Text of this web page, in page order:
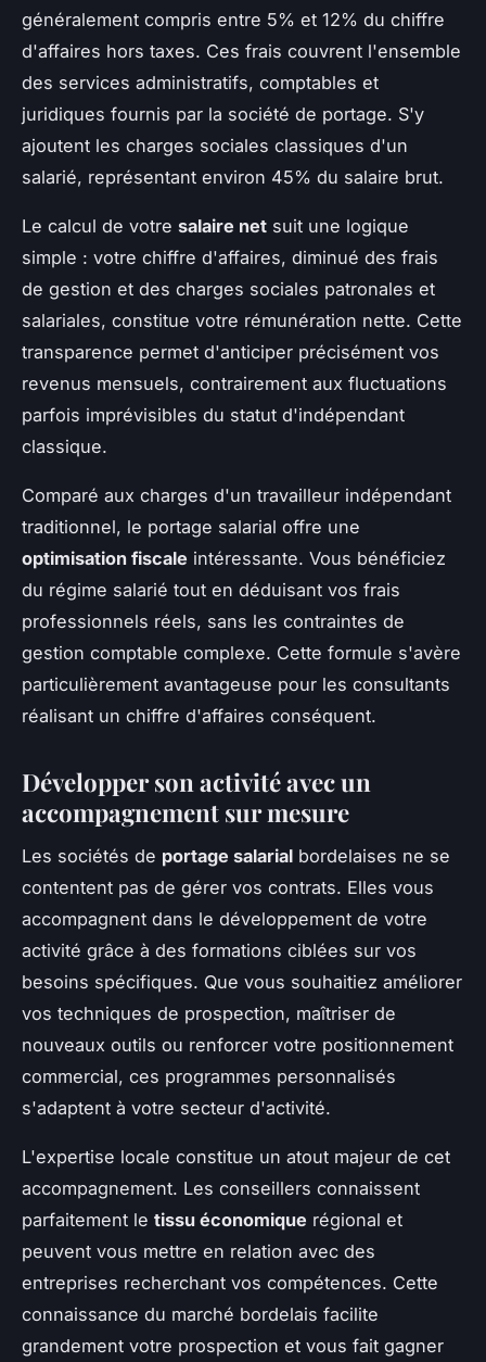
généralement compris entre 5% et 12% du chiffre
d'affaires hors taxes. Ces frais couvrent l'ensemble
des services administratifs, comptables et
juridiques fournis par la société de portage. S'y
ajoutent les charges sociales classiques d'un
salarié, représentant environ 45% du salaire brut.
Le calcul de votre salaire net suit une logique
simple : votre chiffre d'affaires, diminué des frais
de gestion et des charges sociales patronales et
salariales, constitue votre rémunération nette. Cette
transparence permet d'anticiper précisément vos
revenus mensuels, contrairement aux fluctuations
parfois imprévisibles du statut d'indépendant
classique.
Comparé aux charges d'un travailleur indépendant
traditionnel, le portage salarial offre une
optimisation fiscale intéressante. Vous bénéficiez
du régime salarié tout en déduisant vos frais
professionnels réels, sans les contraintes de
gestion comptable complexe. Cette formule s'avère
particulièrement avantageuse pour les consultants
réalisant un chiffre d'affaires conséquent.
Développer son activité avec un
accompagnement sur mesure
Les sociétés de portage salarial bordelaises ne se
contentent pas de gérer vos contrats. Elles vous
accompagnent dans le développement de votre
activité grâce à des formations ciblées sur vos
besoins spécifiques. Que vous souhaitiez améliorer
vos techniques de prospection, maîtriser de
nouveaux outils ou renforcer votre positionnement
commercial, ces programmes personnalisés
s'adaptent à votre secteur d'activité.
L'expertise locale constitue un atout majeur de cet
accompagnement. Les conseillers connaissent
parfaitement le tissu économique régional et
peuvent vous mettre en relation avec des
entreprises recherchant vos compétences. Cette
connaissance du marché bordelais facilite
grandement votre prospection et vous fait gagner